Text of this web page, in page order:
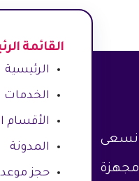
نسعى
مجهزة
القائمة
الرئيسية
الخدمات
الأقسام
المدونة
حجز موعد